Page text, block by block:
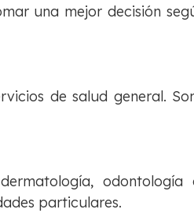
una mejor decisión
de salud general.
particulares.